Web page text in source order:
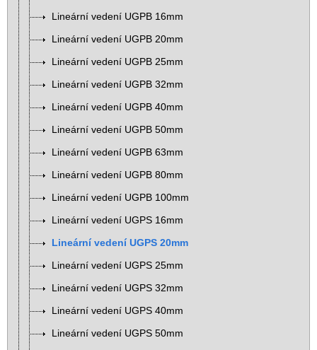
Lineární vedení UGPB 16mm
Lineární vedení UGPB 20mm
Lineární vedení UGPB 25mm
Lineární vedení UGPB 32mm
Lineární vedení UGPB 40mm
Lineární vedení UGPB 50mm
Lineární vedení UGPB 63mm
Lineární vedení UGPB 80mm
Lineární vedení UGPB 100mm
Lineární vedení UGPS 16mm
Lineární vedení UGPS 20mm
Lineární vedení UGPS 25mm
Lineární vedení UGPS 32mm
Lineární vedení UGPS 40mm
Lineární vedení UGPS 50mm